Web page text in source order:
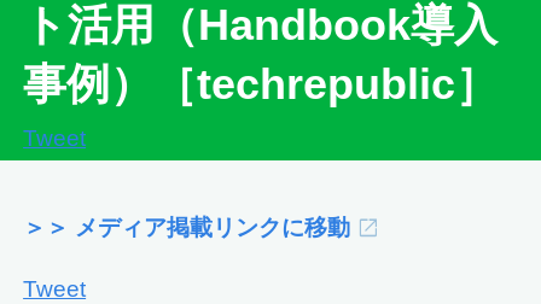
ト活用（Handbook導入
事例）［techrepublic］
Tweet
＞＞ メディア掲載リンクに移動
Tweet